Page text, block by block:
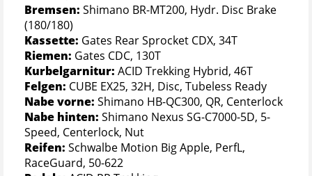
Bremsen: Shimano BR-MT200, Hydr. Disc Brake
(180/180)
Kassette: Gates Rear Sprocket CDX, 34T
Riemen: Gates CDC, 130T
Kurbelgarnitur: ACID Trekking Hybrid, 46T
Felgen: CUBE EX25, 32H, Disc, Tubeless Ready
Nabe vorne: Shimano HB-QC300, QR, Centerlock
Nabe hinten: Shimano Nexus SG-C7000-5D, 5-
Speed, Centerlock, Nut
Reifen: Schwalbe Motion Big Apple, PerfL,
RaceGuard, 50-622